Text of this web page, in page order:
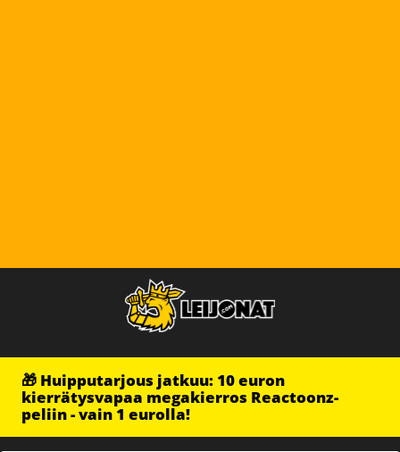
🎁 Huipputarjous jatkuu: 10 euron
kierrätysvapaa megakierros Reactoonz-
peliin - vain 1 eurolla!